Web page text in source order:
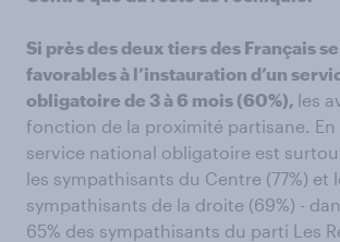
Si près des deux tiers des Français
favorables à l’instauration d’un
obligatoire de 3 à 6 mois (60%), les
fonction de la proximité partisane.
service national obligatoire est
les sympathisants du Centre (77%) et
sympathisants de la droite (69%) -
65% des sympathisants du parti Les